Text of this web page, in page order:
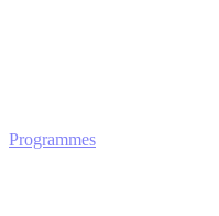
Programmes